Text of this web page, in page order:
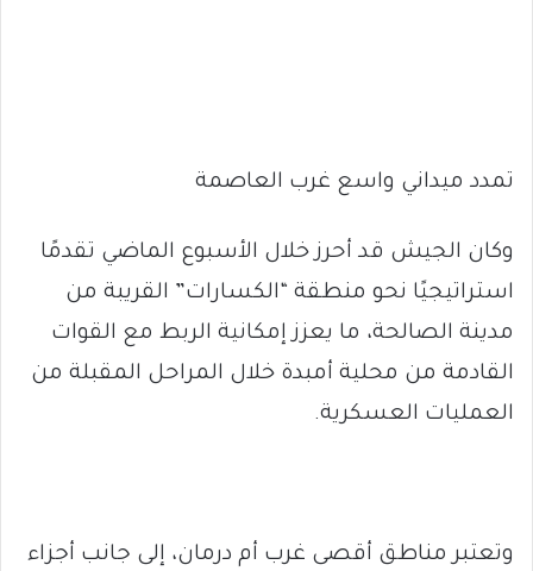
تمدد ميداني واسع غرب العاصمة
وكان الجيش قد أحرز خلال الأسبوع الماضي تقدمًا
استراتيجيًا نحو منطقة “الكسارات” القريبة من
مدينة الصالحة، ما يعزز إمكانية الربط مع القوات
القادمة من محلية أمبدة خلال المراحل المقبلة من
العمليات العسكرية.
وتعتبر مناطق أقصى غرب أم درمان، إلى جانب أجزاء